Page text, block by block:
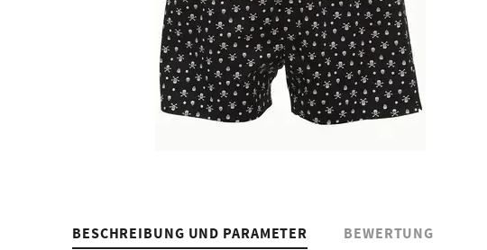
BESCHREIBUNG UND PARAMETER BEWERTUNG